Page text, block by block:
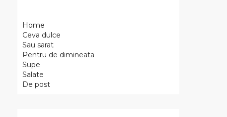
Home
Ceva dulce
Sau sarat
Pentru de dimineata
Supe
Salate
De post